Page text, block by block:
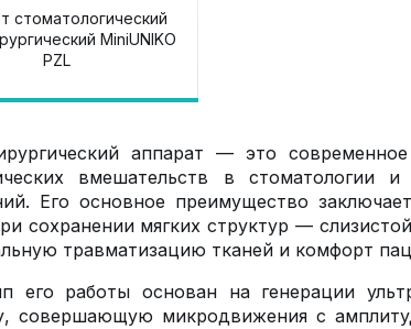
стоматологический
MiniUNIKO
PZL
аппарат — это
вмешательств в стоматологии
Его основное преимущество
сохранении мягких структур —
травматизацию тканей и комфорт
его работы основан на генерации
совершающую микродвижения с